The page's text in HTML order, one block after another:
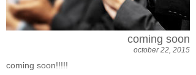
coming soon
october 22, 2015
coming soon!!!!!